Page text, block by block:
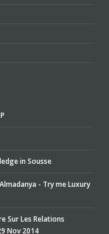
in Sousse
- Try me Luxury
Sur Les Relations
Nov 2014